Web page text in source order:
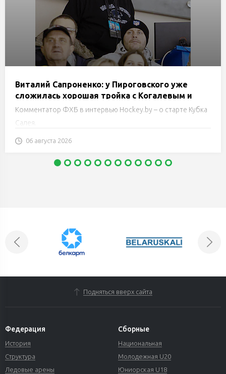
Виталий Сапроненко: у Пироговского уже
сложилась хорошая тройка с Когалевым и
Ядроецом. Настоящие «танки» большого
Комментатор ФХБ в интервью Hockey.by – о старте Кубка
Салея.
06 августа 2026
Подняться вверх сайта
Федерация
История
Структура
Ледовые арены
Сборные
Национальная
Молодежная U20
Юниорская U18